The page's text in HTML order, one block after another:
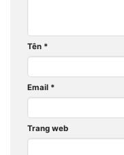
Tên *
Email *
Trang web